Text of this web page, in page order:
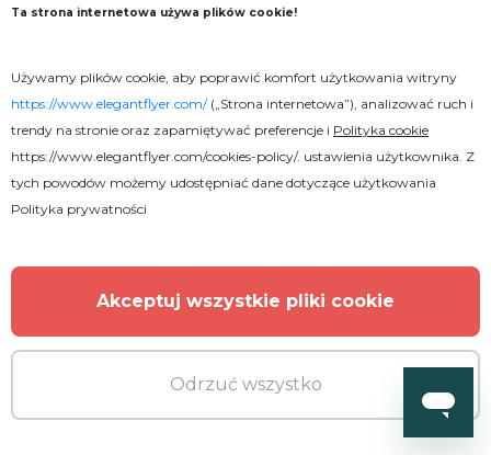
Ta strona internetowa używa plików cookie!
Używamy plików cookie, aby poprawić komfort użytkowania witryny
https://www.elegantflyer.com/(„Strona internetowa”), analizować ruch i
trendy na stronie oraz zapamiętywać preferencje i Polityka cookie
https://www.elegantflyer.com/cookies-policy/. ustawienia użytkownika. Z
tych powodów możemy udostępniać dane dotyczące użytkowania
Polityka prywatności
Akceptuj wszystkie pliki cookie
Odrzuć wszystko